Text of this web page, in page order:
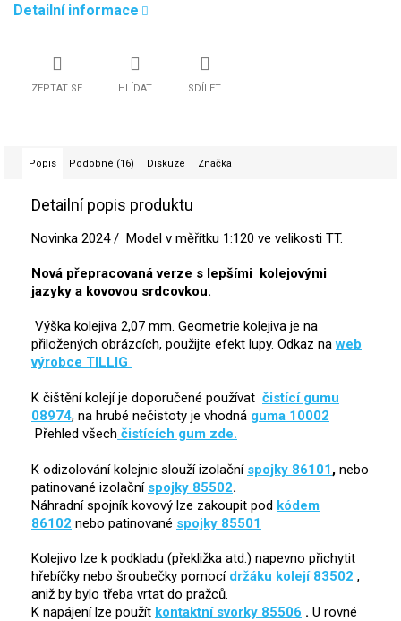
Detailní informace
ZEPTAT SE HLÍDAT SDÍLET
Popis Podobné (16) Diskuze Značka
Detailní popis produktu
Novinka 2024 / Model v měřítku 1:120 ve velikosti TT.
Nová přepracovaná verze s lepšími kolejovými
jazyky a kovovou srdcovkou.
Výška kolejiva 2,07 mm. Geometrie kolejiva je na
přiložených obrázcích, použijte efekt lupy. Odkaz na web
výrobce TILLIG
K čištění kolejí je doporučené používat čistící gumu
08974, na hrubé nečistoty je vhodná guma 10002
Přehled všech čistících gum zde.
K odizolování kolejnic slouží izolační spojky 86101 , nebo
patinované izolační spojky 85502.
Náhradní spojník kovový lze zakoupit pod kódem
86102 nebo patinované spojky 85501
Kolejivo lze k podkladu (překližka atd.) napevno přichytit
hřebíčky nebo šroubečky pomocí držáku kolejí 83502 ,
aniž by bylo třeba vrtat do pražců.
K napájení lze použít kontaktní svorky 85506 . U rovné